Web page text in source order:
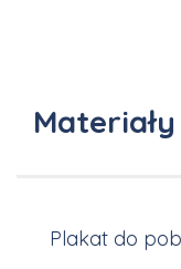
Plakat do